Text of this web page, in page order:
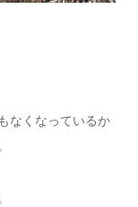
なくなっているか